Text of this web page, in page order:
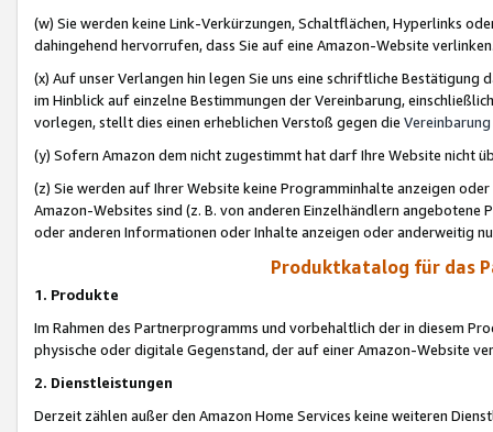
(w) Sie werden keine Link-Verkürzungen, Schaltflächen, Hyperlinks
dahingehend hervorrufen, dass Sie auf eine Amazon-Website
(x) Auf unser Verlangen hin legen Sie uns eine schriftliche
im Hinblick auf einzelne Bestimmungen der Vereinbarung,
vorlegen, stellt dies einen erheblichen Verstoß gegen die Vereinbarung
(y) Sofern Amazon dem nicht zugestimmt hat darf Ihre Website nicht
(z) Sie werden auf Ihrer Website keine Programminhalte anzeigen
Amazon-Websites sind (z. B. von anderen Einzelhändlern
oder anderen Informationen oder Inhalte anzeigen oder anderweitig
Produktkatalog für das
1. Produkte
Im Rahmen des Partnerprogramms und vorbehaltlich der in diesem
physische oder digitale Gegenstand, der auf einer Amazon-Website
2. Dienstleistungen
Derzeit zählen außer den Amazon Home Services keine weiteren